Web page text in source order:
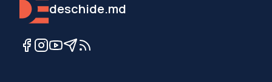
deschide.md